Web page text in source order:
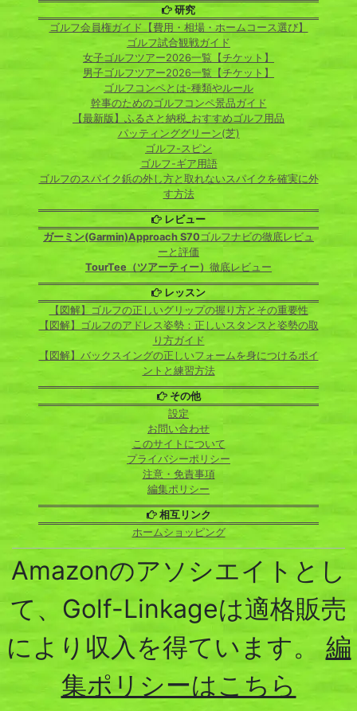
研究
ゴルフ会員権ガイド【費用・相場・ホームコース選び】
ゴルフ試合観戦ガイド
女子ゴルフツアー2026一覧【チケット】
男子ゴルフツアー2026一覧【チケット】
ゴルフコンペとは-種類やルール
幹事のためのゴルフコンペ景品ガイド
【最新版】ふるさと納税_おすすめゴルフ用品
パッティンググリーン(芝)
ゴルフ-スピン
ゴルフ-ギア用語
ゴルフのスパイク鋲の外し方と取れないスパイクを確実に外
す方法
レビュー
ガーミン(Garmin)Approach S70ゴルフナビの徹底レビュ
ーと評価
TourTee（ツアーティー） 徹底レビュー
レッスン
【図解】ゴルフの正しいグリップの握り方とその重要性
【図解】ゴルフのアドレス姿勢：正しいスタンスと姿勢の取
り方ガイド
【図解】バックスイングの正しいフォームを身につけるポイ
ントと練習方法
その他
設定
お問い合わせ
このサイトについて
プライバシーポリシー
注意・免責事項
編集ポリシー
相互リンク
ホームショッピング
Amazonのアソシエイトとし
て、Golf-Linkageは適格販売
により収入を得ています。 編
集ポリシーはこちら